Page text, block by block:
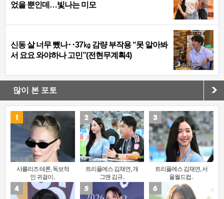
었을 뿐인데…빛나는 미모
신동 살 너무 뺐나‥37㎏ 감량 부작용 “못 알아봐
서 요요 와야하나 고민”(전현무계획4)
많이 본 포토
샤를리즈 테론, 독보적
인 귀걸이..
트리플에스 김채연, 개
그맨 김규..
트리플에스 김채연, 서
울월드컵..